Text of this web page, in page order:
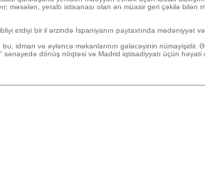
yeraltı istixanası olan ən müasir geri çəkilə
etdiyi bir il ərzində İspaniyanın paytaxtında mədəniyyət
idman və əyləncə məkanlarının gələcəyinin
dönüş nöqtəsi və Madrid iqtisadiyyatı üçün həyati